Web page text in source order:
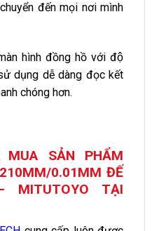
đến mọi nơi mình
hình đồng hồ với độ
dụng dễ dàng đọc kết
chóng hơn.
MUA SẢN PHẨM
0.01MM ĐẾ
TẠI